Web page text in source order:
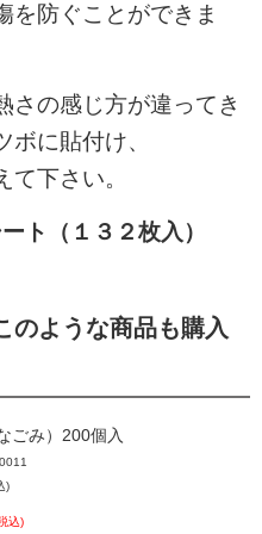
を防ぐことができま
さの感じ方が違ってき
ボに貼付け、
下さい。
ト（１３２枚入）
のような商品も購入
み）200個入
)
込)